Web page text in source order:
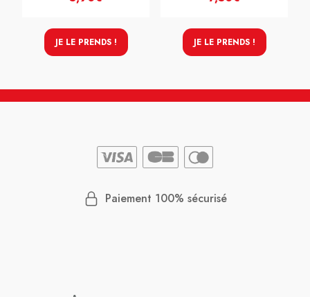
JE LE PRENDS ! JE LE PRENDS !
Paiement 100% sécurisé